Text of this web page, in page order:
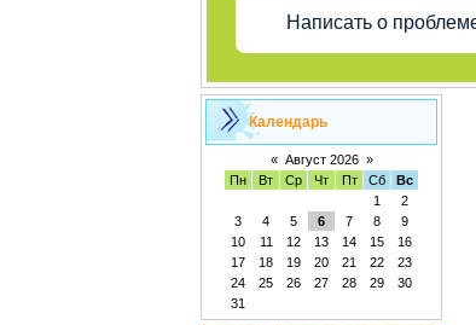
Написать о
Календарь
« Август 2026 »
Пн
Вт Ср Чт Пт Сб
Вс
1
2
3
4 5 6 7 8
9
10
11 12 13 14 15
16
17
18 19 20 21 22
23
24
25 26 27 28 29
30
31